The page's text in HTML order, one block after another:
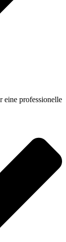
eine professionelle